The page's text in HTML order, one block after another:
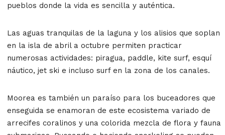
pueblos donde la vida es sencilla y auténtica.
Las aguas tranquilas de la laguna y los alisios que soplan
en la isla de abril a octubre permiten practicar
numerosas actividades: piragua, paddle, kite surf, esquí
náutico, jet ski e incluso surf en la zona de los canales.
Moorea es también un paraíso para los buceadores que
enseguida se enamoran de este ecosistema variado de
arrecifes coralinos y una colorida mezcla de flora y fauna